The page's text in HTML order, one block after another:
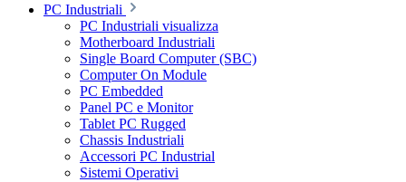
PC Industriali
PC Industriali visualizza
Motherboard Industriali
Single Board Computer (SBC)
Computer On Module
PC Embedded
Panel PC e Monitor
Tablet PC Rugged
Chassis Industriali
Accessori PC Industrial
Sistemi Operativi